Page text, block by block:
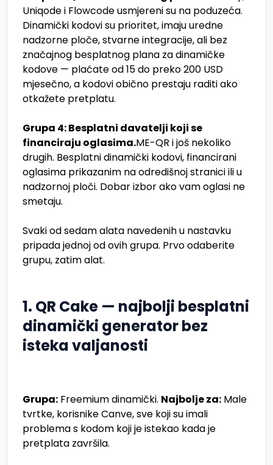
Uniqode i Flowcode usmjereni su na poduzeća.
Dinamički kodovi su prioritet, imaju uredne
nadzorne ploče, stvarne integracije, ali bez
značajnog besplatnog plana za dinamičke
kodove — plaćate od 15 do preko 200 USD
mjesečno, a kodovi obično prestaju raditi ako
otkažete pretplatu.
Grupa 4: Besplatni davatelji koji se
financiraju oglasima.ME-QR i još nekoliko
drugih. Besplatni dinamički kodovi, financirani
oglasima prikazanim na odredišnoj stranici ili u
nadzornoj ploči. Dobar izbor ako vam oglasi ne
smetaju.
Svaki od sedam alata navedenih u nastavku
pripada jednoj od ovih grupa. Prvo odaberite
grupu, zatim alat.
1. QR Cake — najbolji besplatni
dinamički generator bez
isteka valjanosti
Grupa: Freemium dinamički. Najbolje za: Male
tvrtke, korisnike Canve, sve koji su imali
problema s kodom koji je istekao kada je
pretplata završila.